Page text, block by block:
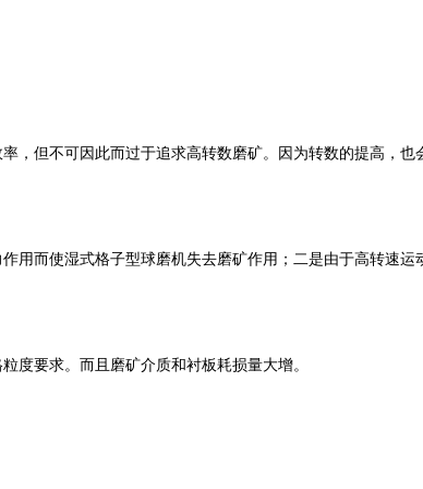
，但不可因此而过于追求高转数磨矿。因为转数的提高，
用而使湿式格子型球磨机失去磨矿作用；二是由于高转速
度要求。而且磨矿介质和衬板耗损量大增。